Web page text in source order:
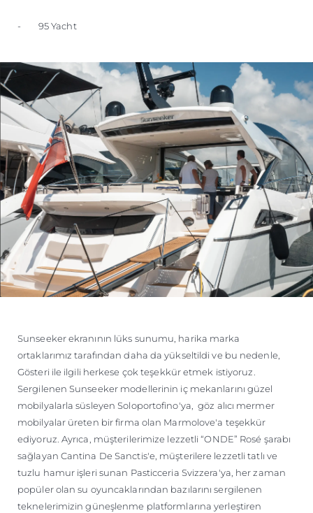
- 95 Yacht
Sunseeker ekranının lüks sunumu, harika marka
ortaklarımız tarafından daha da yükseltildi ve bu nedenle,
Gösteri ile ilgili herkese çok teşekkür etmek istiyoruz.
Sergilenen Sunseeker modellerinin iç mekanlarını güzel
mobilyalarla süsleyen Soloportofino'ya, göz alıcı mermer
mobilyalar üreten bir firma olan Marmolove'a teşekkür
ediyoruz. Ayrıca, müşterilerimize lezzetli “ONDE” Rosé şarabı
sağlayan Cantina De Sanctis'e, müşterilere lezzetli tatlı ve
tuzlu hamur işleri sunan Pasticceria Svizzera'ya, her zaman
popüler olan su oyuncaklarından bazılarını sergilenen
teknelerimizin güneşlenme platformlarına yerleştiren